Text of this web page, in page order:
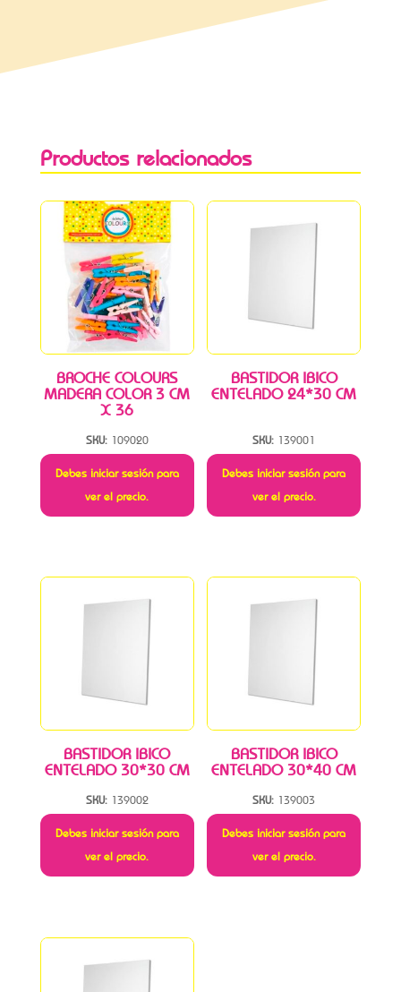
Productos relacionados
BROCHE COLOURS
MADERA COLOR 3 CM
X 36
SKU: 109020
Debes iniciar sesión para
ver el precio.
BASTIDOR IBICO
ENTELADO 24*30 CM
SKU: 139001
Debes iniciar sesión para
ver el precio.
BASTIDOR IBICO
ENTELADO 30*30 CM
SKU: 139002
Debes iniciar sesión para
ver el precio.
BASTIDOR IBICO
ENTELADO 30*40 CM
SKU: 139003
Debes iniciar sesión para
ver el precio.